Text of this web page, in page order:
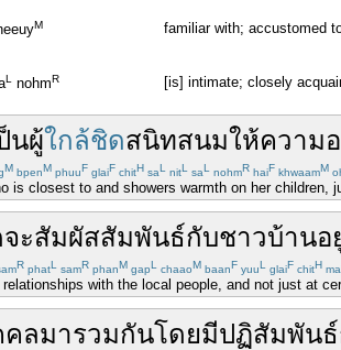
M familiar with; accustomed
L nohmR [is] intimate; closely
นผู้ใกล้ชิดสนิทสนมให้ความ
M bpenM phuuF glaiF chitH saL nitL saL nohmR haiF khwaamM
is closest to and showers warmth on her children,
จะสัมผัสสัมพันธ์กับชาวบ้านอ
R phatL samR phanM gapL chaaoM baanF yuuL glaiF chitH
with the local people, and not just at
ลมารวมกันโดยมีปฏิสัมพันธ์